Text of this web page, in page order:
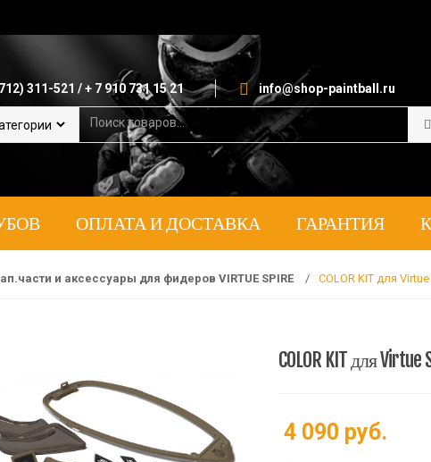
311-521 / + 7 910 731 15 21 info@shop-paintball.ru
f
:
ОПЛАТА И ДОСТАВКА ГАРАНТИЯ
и аксессуары для фидеров VIRTUE SPIRE / COLOR KIT для
COLOR KIT для Virtue
4 090 руб.